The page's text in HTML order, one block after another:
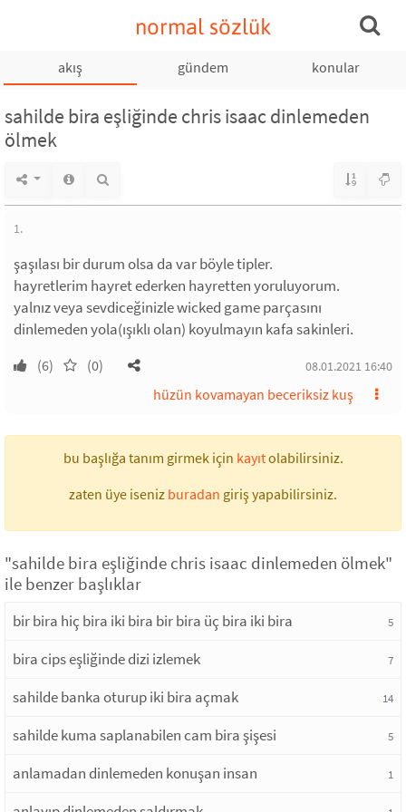
normal sözlük
akış gündem konular
sahilde bira eşliğinde chris isaac dinlemeden
ölmek
1.
şaşılası bir durum olsa da var böyle tipler.
hayretlerim hayret ederken hayretten yoruluyorum.
yalnız veya sevdiceğinizle wicked game parçasını
dinlemeden yola(ışıklı olan) koyulmayın kafa sakinleri.
(6) (0) 08.01.2021 16:40
hüzün kovamayan beceriksiz kuş
bu başlığa tanım girmek için kayıtolabilirsiniz.
zaten üye iseniz buradan giriş yapabilirsiniz.
"sahilde bira eşliğinde chris isaac dinlemeden ölmek"
ile benzer başlıklar
bir bira hiç bira iki bira bir bira üç bira iki bira 5
bira cips eşliğinde dizi izlemek 7
sahilde banka oturup iki bira açmak 14
sahilde kuma saplanabilen cam bira şişesi 5
anlamadan dinlemeden konuşan insan 1